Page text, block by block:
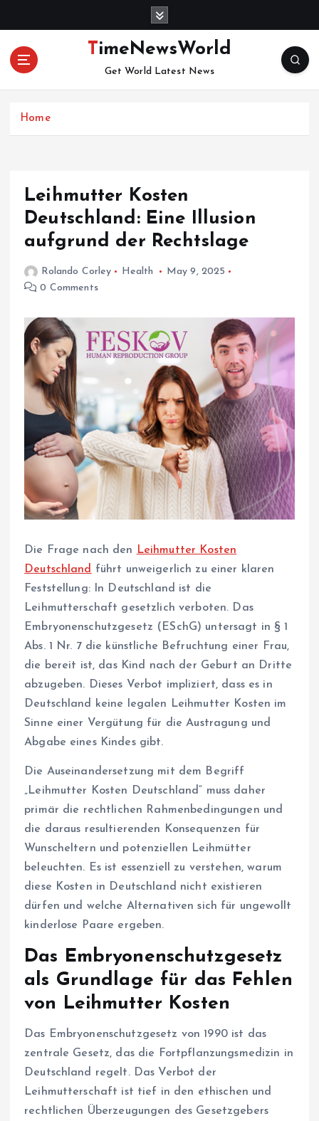
o
TimeNewsWorld
Get World Latest News
Home
Leihmutter Kosten
Deutschland: Eine Illusion
aufgrund der Rechtslage
Rolando Corley Health
May 9, 2025
0 Comments
Die Frage nach den Leihmutter Kosten
Deutschland führt unweigerlich zu einer klaren
Feststellung: In Deutschland ist die
Leihmutterschaft gesetzlich verboten. Das
Embryonenschutzgesetz (ESchG) untersagt in § 1
Abs. 1 Nr. 7 die künstliche Befruchtung einer Frau,
die bereit ist, das Kind nach der Geburt an Dritte
abzugeben. Dieses Verbot impliziert, dass es in
Deutschland keine legalen Leihmutter Kosten im
Sinne einer Vergütung für die Austragung und
Abgabe eines Kindes gibt.
Die Auseinandersetzung mit dem Begriff
„Leihmutter Kosten Deutschland“ muss daher
primär die rechtlichen Rahmenbedingungen und
die daraus resultierenden Konsequenzen für
Wunscheltern und potenziellen Leihmütter
beleuchten. Es ist essenziell zu verstehen, warum
diese Kosten in Deutschland nicht existieren
dürfen und welche Alternativen sich für ungewollt
kinderlose Paare ergeben.
Das Embryonenschutzgesetz
als Grundlage für das Fehlen
von Leihmutter Kosten
Das Embryonenschutzgesetz von 1990 ist das
zentrale Gesetz, das die Fortpflanzungsmedizin in
Deutschland regelt. Das Verbot der
Leihmutterschaft ist tief in den ethischen und
rechtlichen Überzeugungen des Gesetzgebers